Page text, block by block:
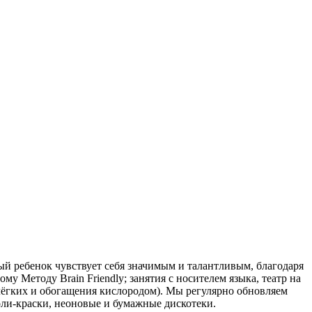
ребенок чувствует себя значимым и талантливым, благодаря
Методу Brain Friendly; занятия с носителем языка, театр на
и обогащения кислородом). Мы регулярно обновляем
краски, неоновые и бумажные дискотеки.